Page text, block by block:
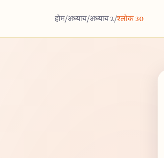
होम/अध्याय/अध्याय 2/श्लोक 30